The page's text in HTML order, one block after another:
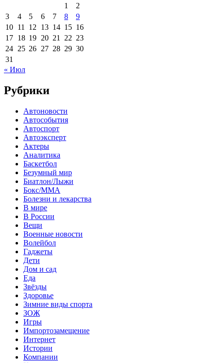
1
2
3
4 5 6 7 8
9
10 11 12 13 14 15 16
17 18 19 20 21 22 23
24 25 26 27 28 29 30
31
« Июл
Рубрики
Автоновости
Автособытия
Автоспорт
Автоэксперт
Актеры
Аналитика
Баскетбол
Безумный мир
Биатлон/Лыжи
Бокс/MMA
Болезни и лекарства
В мире
В России
Вещи
Военные новости
Волейбол
Гаджеты
Дети
Дом и сад
Еда
Звёзды
Здоровье
Зимние виды спорта
ЗОЖ
Игры
Импортозамещение
Интернет
Истории
Компании